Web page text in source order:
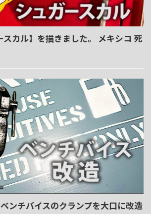
スカル】を描きました。 メキシコ 死
ベンチバイスのクランプを大口に改造